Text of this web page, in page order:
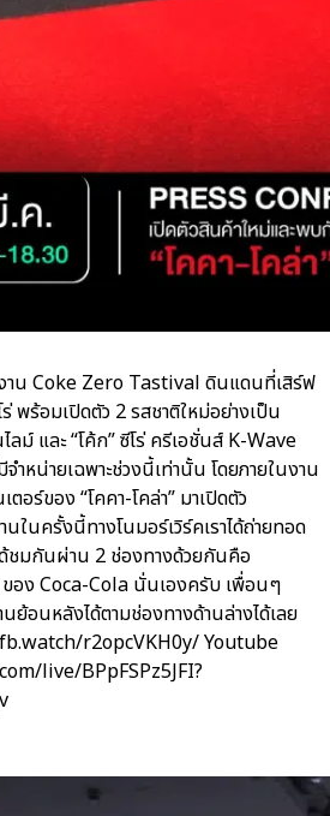
าน Coke Zero Tastival ดินแดนที่เสิร์ฟ
พร้อมเปิดตัว 2 รสชาติใหม่อย่างเป็น
ลม์ และ “โค้ก” ซีโร่ ครีเอชั่นส์ K-Wave
ำหน่ายเฉพาะช่วงนี้เท่านั้น โดยภายในงาน
ร์ของ “โคคา-โคล่า” มาเปิดตัว
นครั้งนี้ทางโนมอร์เวิร์คเราได้ถ่ายทอด
ด้ชมกันผ่าน 2 ช่องทางด้วยกันคือ
อง Coca-Cola นั่นเองครับ เพื่อนๆ
ย้อนหลังได้ตามช่องทางด้านล่างได้เลย
r2opcVKH0y/ Youtube
live/BPpFSPz5JFI?